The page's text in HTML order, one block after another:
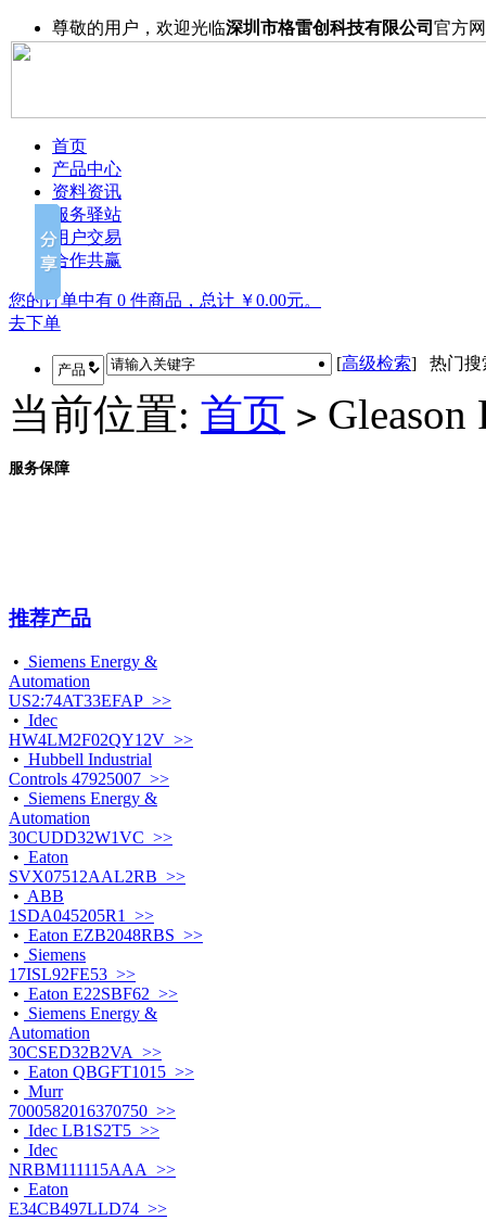
尊敬的用户，欢迎光临深圳市格雷创科技有限公司 官方
首页
产品中心
资料资讯
服务驿站
用户交易
合作共赢
您的订单中有 0 件商品，总计 ￥0.00元。
去下单
[高级检索] 热门搜
当前位置: 首页 > Gleason
服务保障
推荐产品
• Siemens Energy &
Automation
US2:74AT33EFAP >>
• Idec
HW4LM2F02QY12V >>
• Hubbell Industrial
Controls 47925007 >>
• Siemens Energy &
Automation
30CUDD32W1VC >>
• Eaton
SVX07512AAL2RB >>
• ABB
1SDA045205R1 >>
• Eaton EZB2048RBS >>
• Siemens
17ISL92FE53 >>
• Eaton E22SBF62 >>
• Siemens Energy &
Automation
30CSED32B2VA >>
• Eaton QBGFT1015 >>
• Murr
7000582016370750 >>
• Idec LB1S2T5 >>
• Idec
NRBM111115AAA >>
• Eaton
E34CB497LLD74 >>